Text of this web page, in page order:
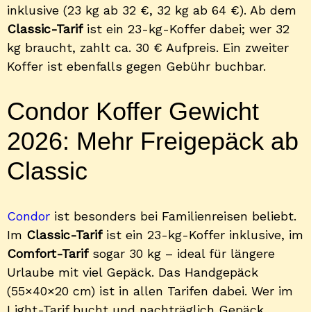
inklusive (23 kg ab 32 €, 32 kg ab 64 €). Ab dem
Classic-Tarifist ein 23-kg-Koffer dabei; wer 32
kg braucht, zahlt ca. 30 € Aufpreis. Ein zweiter
Koffer ist ebenfalls gegen Gebühr buchbar.
Condor Koffer Gewicht
2026: Mehr Freigepäck ab
Classic
Condor ist besonders bei Familienreisen beliebt.
Im Classic-Tarifist ein 23-kg-Koffer inklusive, im
Comfort-Tarifsogar 30 kg – ideal für längere
Urlaube mit viel Gepäck. Das Handgepäck
(55×40×20 cm) ist in allen Tarifen dabei. Wer im